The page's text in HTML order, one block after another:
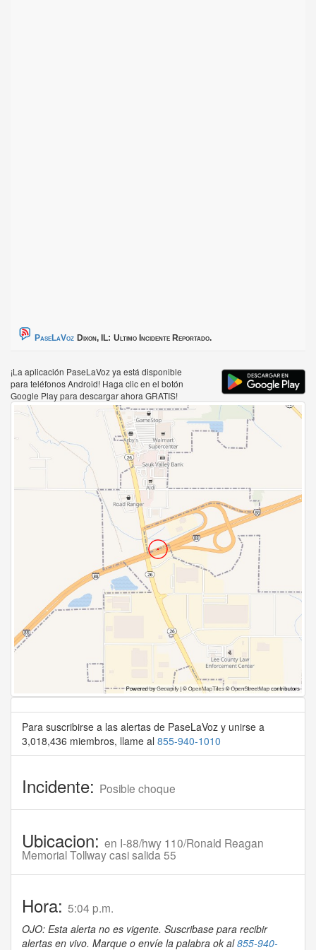
PaseLaVoz Dixon, IL: Ultimo Incidente Reportado.
¡La aplicación PaseLaVoz ya está disponible
para teléfonos Android! Haga clic en el botón
Google Play para descargar ahora GRATIS!
Para suscribirse a las alertas de PaseLaVoz y unirse a
3,018,436 miembros, llame al 855-940-1010
Incidente: Posible choque
Ubicacion: en I-88/hwy 110/Ronald Reagan
Memorial Tollway casi salida 55
Hora: 5:04 p.m.
OJO: Esta alerta no es vigente. Suscribase para recibir
alertas en vivo. Marque o envíe la palabra ok al855-940-